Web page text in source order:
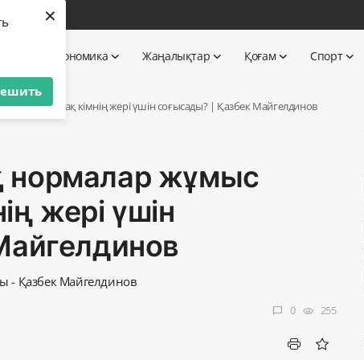
×
Экономика Жаңалықтар Қоғам Спорт
| Қазақ кімнің жері үшін соғысады? | Қазбек Майгелдинов
нормалар жұмыс
жері үшін
- Қазбек Майгелдинов
chat_bubble 0 visibility 255